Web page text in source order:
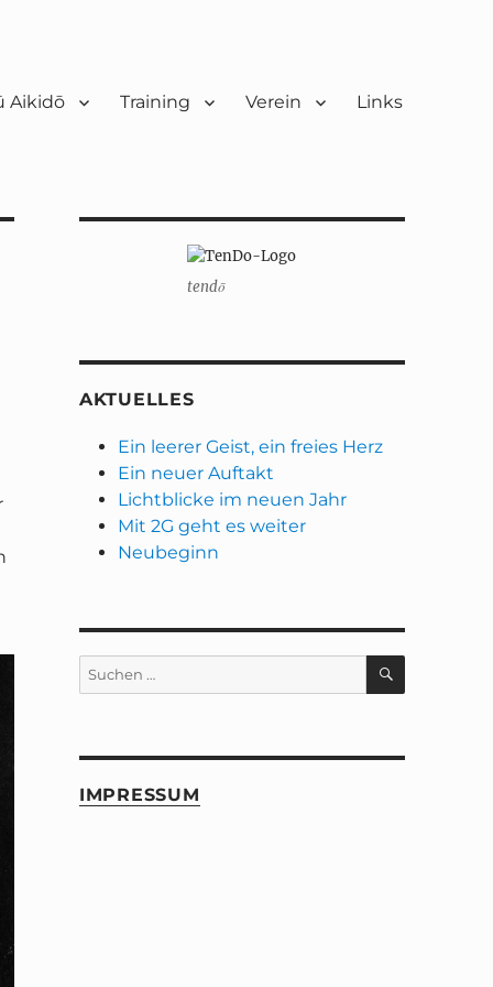
Aikidō Training Verein Links
tendō
AKTUELLES
Ein leerer Geist, ein freies Herz
Ein neuer Auftakt
Lichtblicke im neuen Jahr
Mit 2G geht es weiter
Neubeginn
Suchen
nach:
SUCHEN
IMPRESSUM